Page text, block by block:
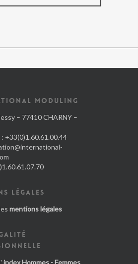
MODULING
– 77410 CHARNY –
+33(0)1.60.61.00.44
LÉGALES
mentions légales
index Hommes - Femmes